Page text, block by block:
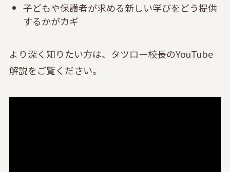
子どもや保護者が求める新しい学びをどう提供
するかがカギ
より深く知りたい方は、タツロー校長のYouTube
解説をご覧ください。